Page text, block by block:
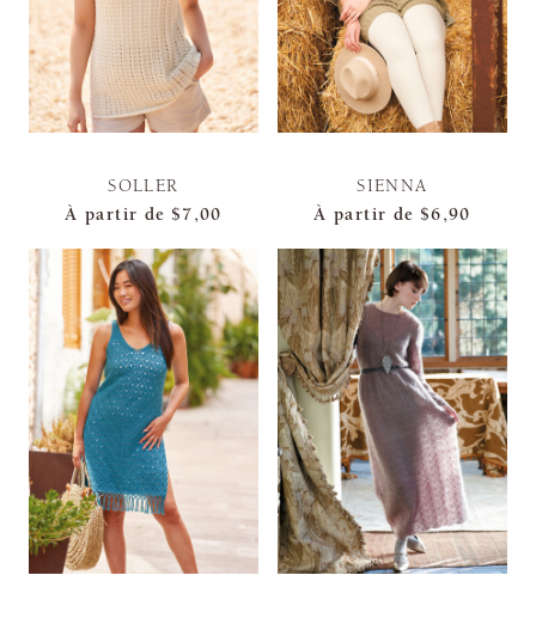
SOLLER
À partir de $7,00
SIENNA
À partir de $6,90